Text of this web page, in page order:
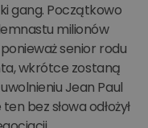
gang. Początkowo
milionów
senior rodu
wkrótce zostaną
Jean Paul
bez słowa odłożył